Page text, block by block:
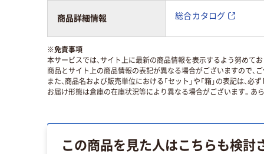
商品詳細情報 総合カタログ
※免責事項
本サービスでは、サイト上に最新の商品情報を表示するよう努めてお
商品とサイト上の商品情報の表記が異なる場合がございますので、
また、商品名および販売単位における「セット」や「箱」の表記は、
お届け形態は倉庫の在庫状況等により異なる場合がございます。あ
この商品を見た人はこちらも検討